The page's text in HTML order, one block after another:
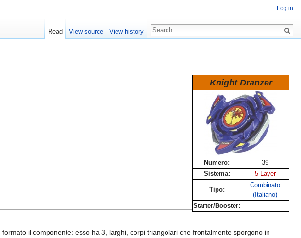
Knight Dranzer
Numero:
39
Sistema:
5-Layer
Tipo:
Combinato
(Italiano)
Starter/Booster:
il componente: esso ha 3, larghi, corpi triangolari che frontalmente sporgono in
Log in
Read View source View history